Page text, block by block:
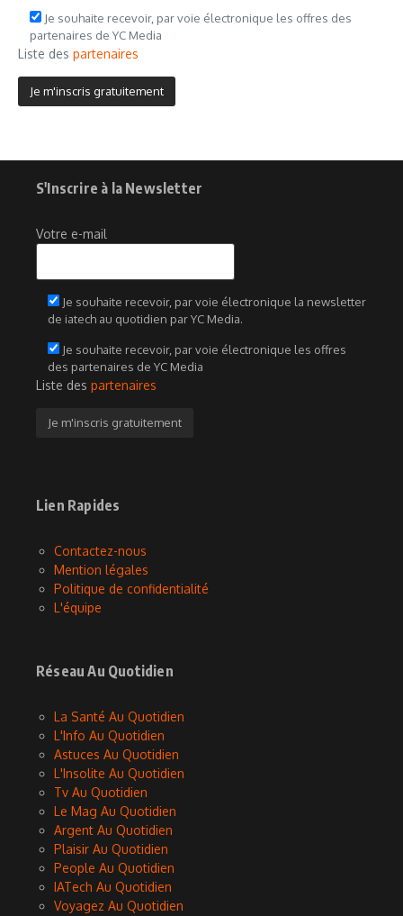
Je souhaite recevoir, par voie électronique les offres des
partenaires de YC Media
Liste des partenaires
S'Inscrire à la Newsletter
Votre e-mail
Je souhaite recevoir, par voie électronique la newsletter
de iatech au quotidien par YC Media.
Je souhaite recevoir, par voie électronique les offres
des partenaires de YC Media
Liste des partenaires
Lien Rapides
Contactez-nous
Mention légales
Politique de confidentialité
L'équipe
Réseau Au Quotidien
La Santé Au Quotidien
L'Info Au Quotidien
Astuces Au Quotidien
L'Insolite Au Quotidien
Tv Au Quotidien
Le Mag Au Quotidien
Argent Au Quotidien
Plaisir Au Quotidien
People Au Quotidien
IATech Au Quotidien
Voyagez Au Quotidien